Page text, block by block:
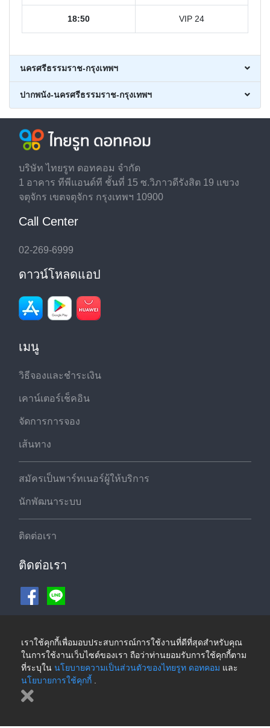
18:50 VIP 24
นครศรีธรรมราช-กรุงเทพฯ
ปากพนัง-นครศรีธรรมราช-กรุงเทพฯ
เราใช้คุกกี้เพื่อมอบประสบการณ์การใช้งานที่ดีที่สุดสำหรับคุณ
ในการใช้งานเว็บไซต์ของเรา ถือว่าท่านยอมรับการใช้คุกกี้ตาม
ที่ระบุใน นโยบายความเป็นส่วนตัวของไทยรูท ดอทคอม และ
นโยบายการใช้คุกกี้
บริษัท ไทยรูท ดอทคอม จำกัด
1 อาคาร ทีพีแอนด์ที ชั้นที่ 15 ซ.วิภาวดีรังสิต 19 แขวง
จตุจักร เขตจตุจักร กรุงเทพฯ 10900
Call Center
02-269-6999
ดาวน์โหลดแอป
เมนู
วิธีจองและชำระเงิน
เคาน์เตอร์เช็คอิน
จัดการการจอง
เส้นทาง
สมัครเป็นพาร์ทเนอร์ผู้ให้บริการ
นักพัฒนาระบบ
ติดต่อเรา
ติดต่อเรา